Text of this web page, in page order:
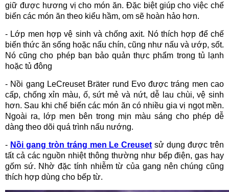
giữ được hương vị cho món ăn. Đặc biệt giúp cho việc chế
biến các món ăn theo kiểu hầm, om sẽ hoàn hảo hơn.
- Lớp men hợp vệ sinh và chống axit. Nó thích hợp để chế
biến thức ăn sống hoặc nấu chín, cũng như nấu và ướp, sốt.
Nó cũng cho phép bạn bảo quản thực phẩm trong tủ lạnh
hoặc tủ đông
- Nồi gang LeCreuset Bräter rund Evo được tráng men cao
cấp, chống xỉn màu, ố, sứt mẻ và nứt, dễ lau chùi, vệ sinh
hơn. Sau khi chế biến các món ăn có nhiều gia vị ngọt mền.
Ngoài ra, lớp men bên trong mịn màu sáng cho phép dễ
dàng theo dõi quá trình nấu nướng.
- Nồi gang tròn tráng men Le Creuset sử dụng được trên
tất cả các nguồn nhiệt thông thường như bếp điện, gas hay
gốm sứ. Nhờ đặc tính nhiễm từ của gang nên chúng cũng
thích hợp dùng cho bếp từ.